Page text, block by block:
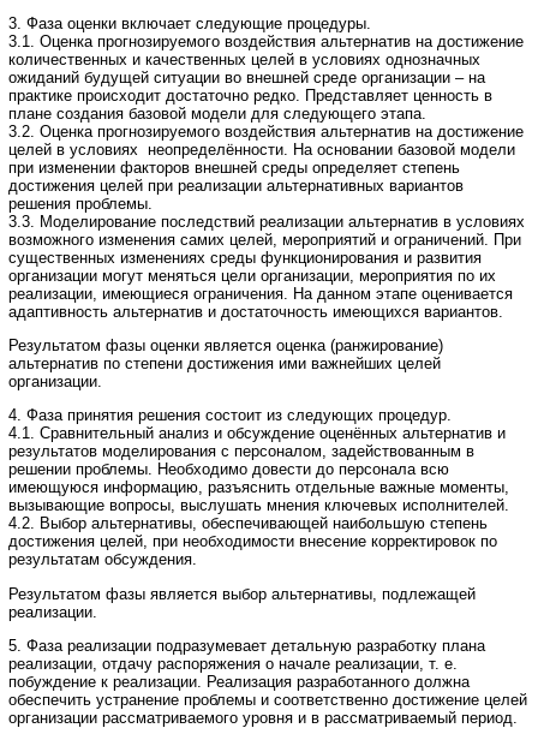
3. Фаза оценки включает следующие процедуры.
3.1. Оценка прогнозируемого воздействия альтернатив на достижение
количественных и качественных целей в условиях однозначных
ожиданий будущей ситуации во внешней среде организации – на
практике происходит достаточно редко. Представляет ценность в
плане создания базовой модели для следующего этапа.
3.2. Оценка прогнозируемого воздействия альтернатив на достижение
целей в условиях неопределённости. На основании базовой модели
при изменении факторов внешней среды определяет степень
достижения целей при реализации альтернативных вариантов
решения проблемы.
3.3. Моделирование последствий реализации альтернатив в условиях
возможного изменения самих целей, мероприятий и ограничений. При
существенных изменениях среды функционирования и развития
организации могут меняться цели организации, мероприятия по их
реализации, имеющиеся ограничения. На данном этапе оценивается
адаптивность альтернатив и достаточность имеющихся вариантов.
Результатом фазы оценки является оценка (ранжирование)
альтернатив по степени достижения ими важнейших целей
организации.
4. Фаза принятия решения состоит из следующих процедур.
4.1. Сравнительный анализ и обсуждение оценённых альтернатив и
результатов моделирования с персоналом, задействованным в
решении проблемы. Необходимо довести до персонала всю
имеющуюся информацию, разъяснить отдельные важные моменты,
вызывающие вопросы, выслушать мнения ключевых исполнителей.
4.2. Выбор альтернативы, обеспечивающей наибольшую степень
достижения целей, при необходимости внесение корректировок по
результатам обсуждения.
Результатом фазы является выбор альтернативы, подлежащей
реализации.
5. Фаза реализации подразумевает детальную разработку плана
реализации, отдачу распоряжения о начале реализации, т. е.
побуждение к реализации. Реализация разработанного должна
обеспечить устранение проблемы и соответственно достижение целей
организации рассматриваемого уровня и в рассматриваемый период.